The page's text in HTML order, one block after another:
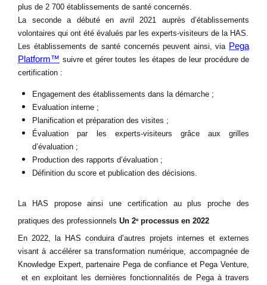
plus de 2 700 établissements de santé concernés.
La seconde a débuté en avril 2021 auprès d’établissements
volontaires qui ont été évalués par les experts-visiteurs de la HAS.
Les établissements de santé concernés peuvent ainsi, via Pega
Platform™ suivre et gérer toutes les étapes de leur procédure de
certification :
Engagement des établissements dans la démarche ;
Evaluation interne ;
Planification et préparation des visites ;
Évaluation par les experts-visiteurs grâce aux grilles
d’évaluation ;
Production des rapports d’évaluation ;
Définition du score et publication des décisions.
La HAS propose ainsi une certification au plus proche des
pratiques des professionnels Un 2e processus en 2022
En 2022, la HAS conduira d’autres projets internes et externes
visant à accélérer sa transformation numérique, accompagnée de
Knowledge Expert, partenaire Pega de confiance et Pega Venture,
et en exploitant les dernières fonctionnalités de Pega à travers